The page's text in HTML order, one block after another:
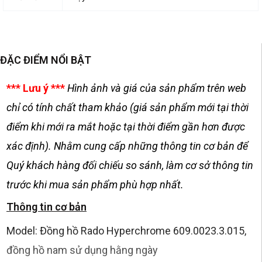
ĐẶC ĐIỂM NỔI BẬT
*** Lưu ý ***Hình ảnh và giá của sản phẩm trên web
chỉ có tính chất tham khảo (giá sản phẩm mới tại thời
điểm khi mới ra mắt hoặc tại thời điểm gần hơn được
xác định). Nhằm cung cấp những thông tin cơ bản để
Quý khách hàng đối chiếu so sánh, làm cơ sở thông tin
trước khi mua sản phẩm phù hợp nhất.
Thông tin cơ bản
Model: Đồng hồ Rado Hyperchrome 609.0023.3.015,
đồng hồ nam sử dụng hằng ngày